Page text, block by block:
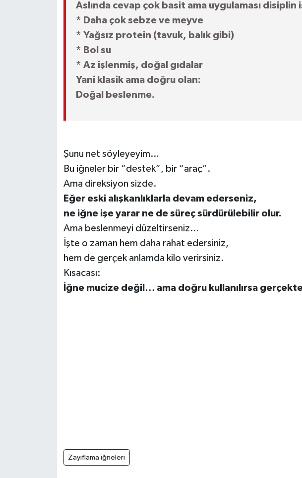
Aslında cevap çok basit ama uygulaması disiplin
* Daha çok sebze ve meyve
* Yağsız protein (tavuk, balık gibi)
* Bol su
* Az işlenmiş, doğal gıdalar
Yani klasik ama doğru olan:
Doğal beslenme.
Şunu net söyleyeyim…
Bu iğneler bir “destek”, bir “araç”.
Ama direksiyon sizde.
Eğer eski alışkanlıklarla devam ederseniz,
ne iğne işe yarar ne de süreç sürdürülebilir olur.
Ama beslenmeyi düzeltirseniz…
İşte o zaman hem daha rahat edersiniz,
hem de gerçek anlamda kilo verirsiniz.
Kısacası:
İğne mucize değil… ama doğru kullanılırsa
Zayıflama iğneleri